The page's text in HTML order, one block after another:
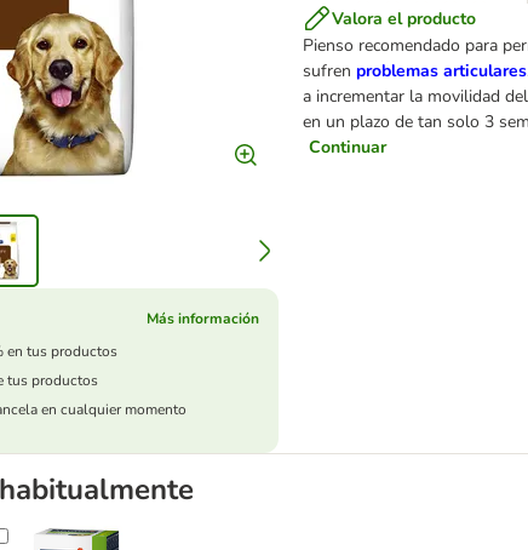
Valora el producto
Pienso recomendado para
sufren problemas articulares
a incrementar la movilidad
en un plazo de tan solo 3
Continuar
Más información
en tus productos
tus productos
en cualquier momento